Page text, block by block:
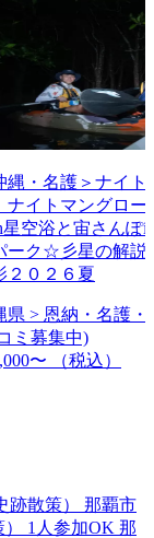
縄・名護＞ナイ
イトマングロー
星空浴と宙さんぽ
ーク☆彡星の解説
２０２６夏
県 > 恩納・名護・
ミ募集中)
〜
（税込）
跡散策） 那覇市
1人参加OK 那